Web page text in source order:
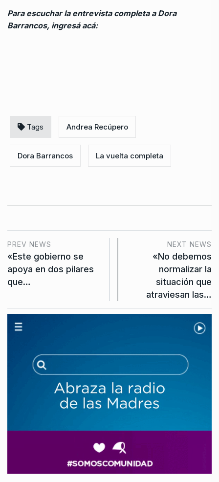
Para escuchar la entrevista completa a Dora
Barrancos, ingresá acá:
Tags Andrea Recúpero
Dora Barrancos La vuelta completa
PREV NEWS
«Este gobierno se
apoya en dos pilares
que…
NEXT NEWS
«No debemos
normalizar la
situación que
atraviesan las…